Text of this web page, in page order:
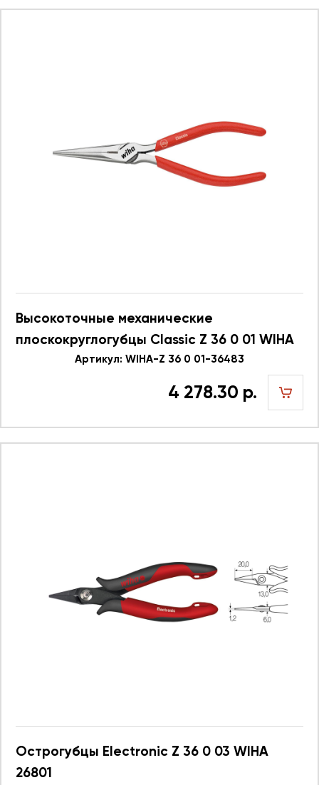
Высокоточные механические
плоскокруглогубцы Classic Z 36 0 01 WIHA
Артикул: WIHA-Z 36 0 01-36483
4 278.30 р.
Острогубцы Electronic Z 36 0 03 WIHA
26801